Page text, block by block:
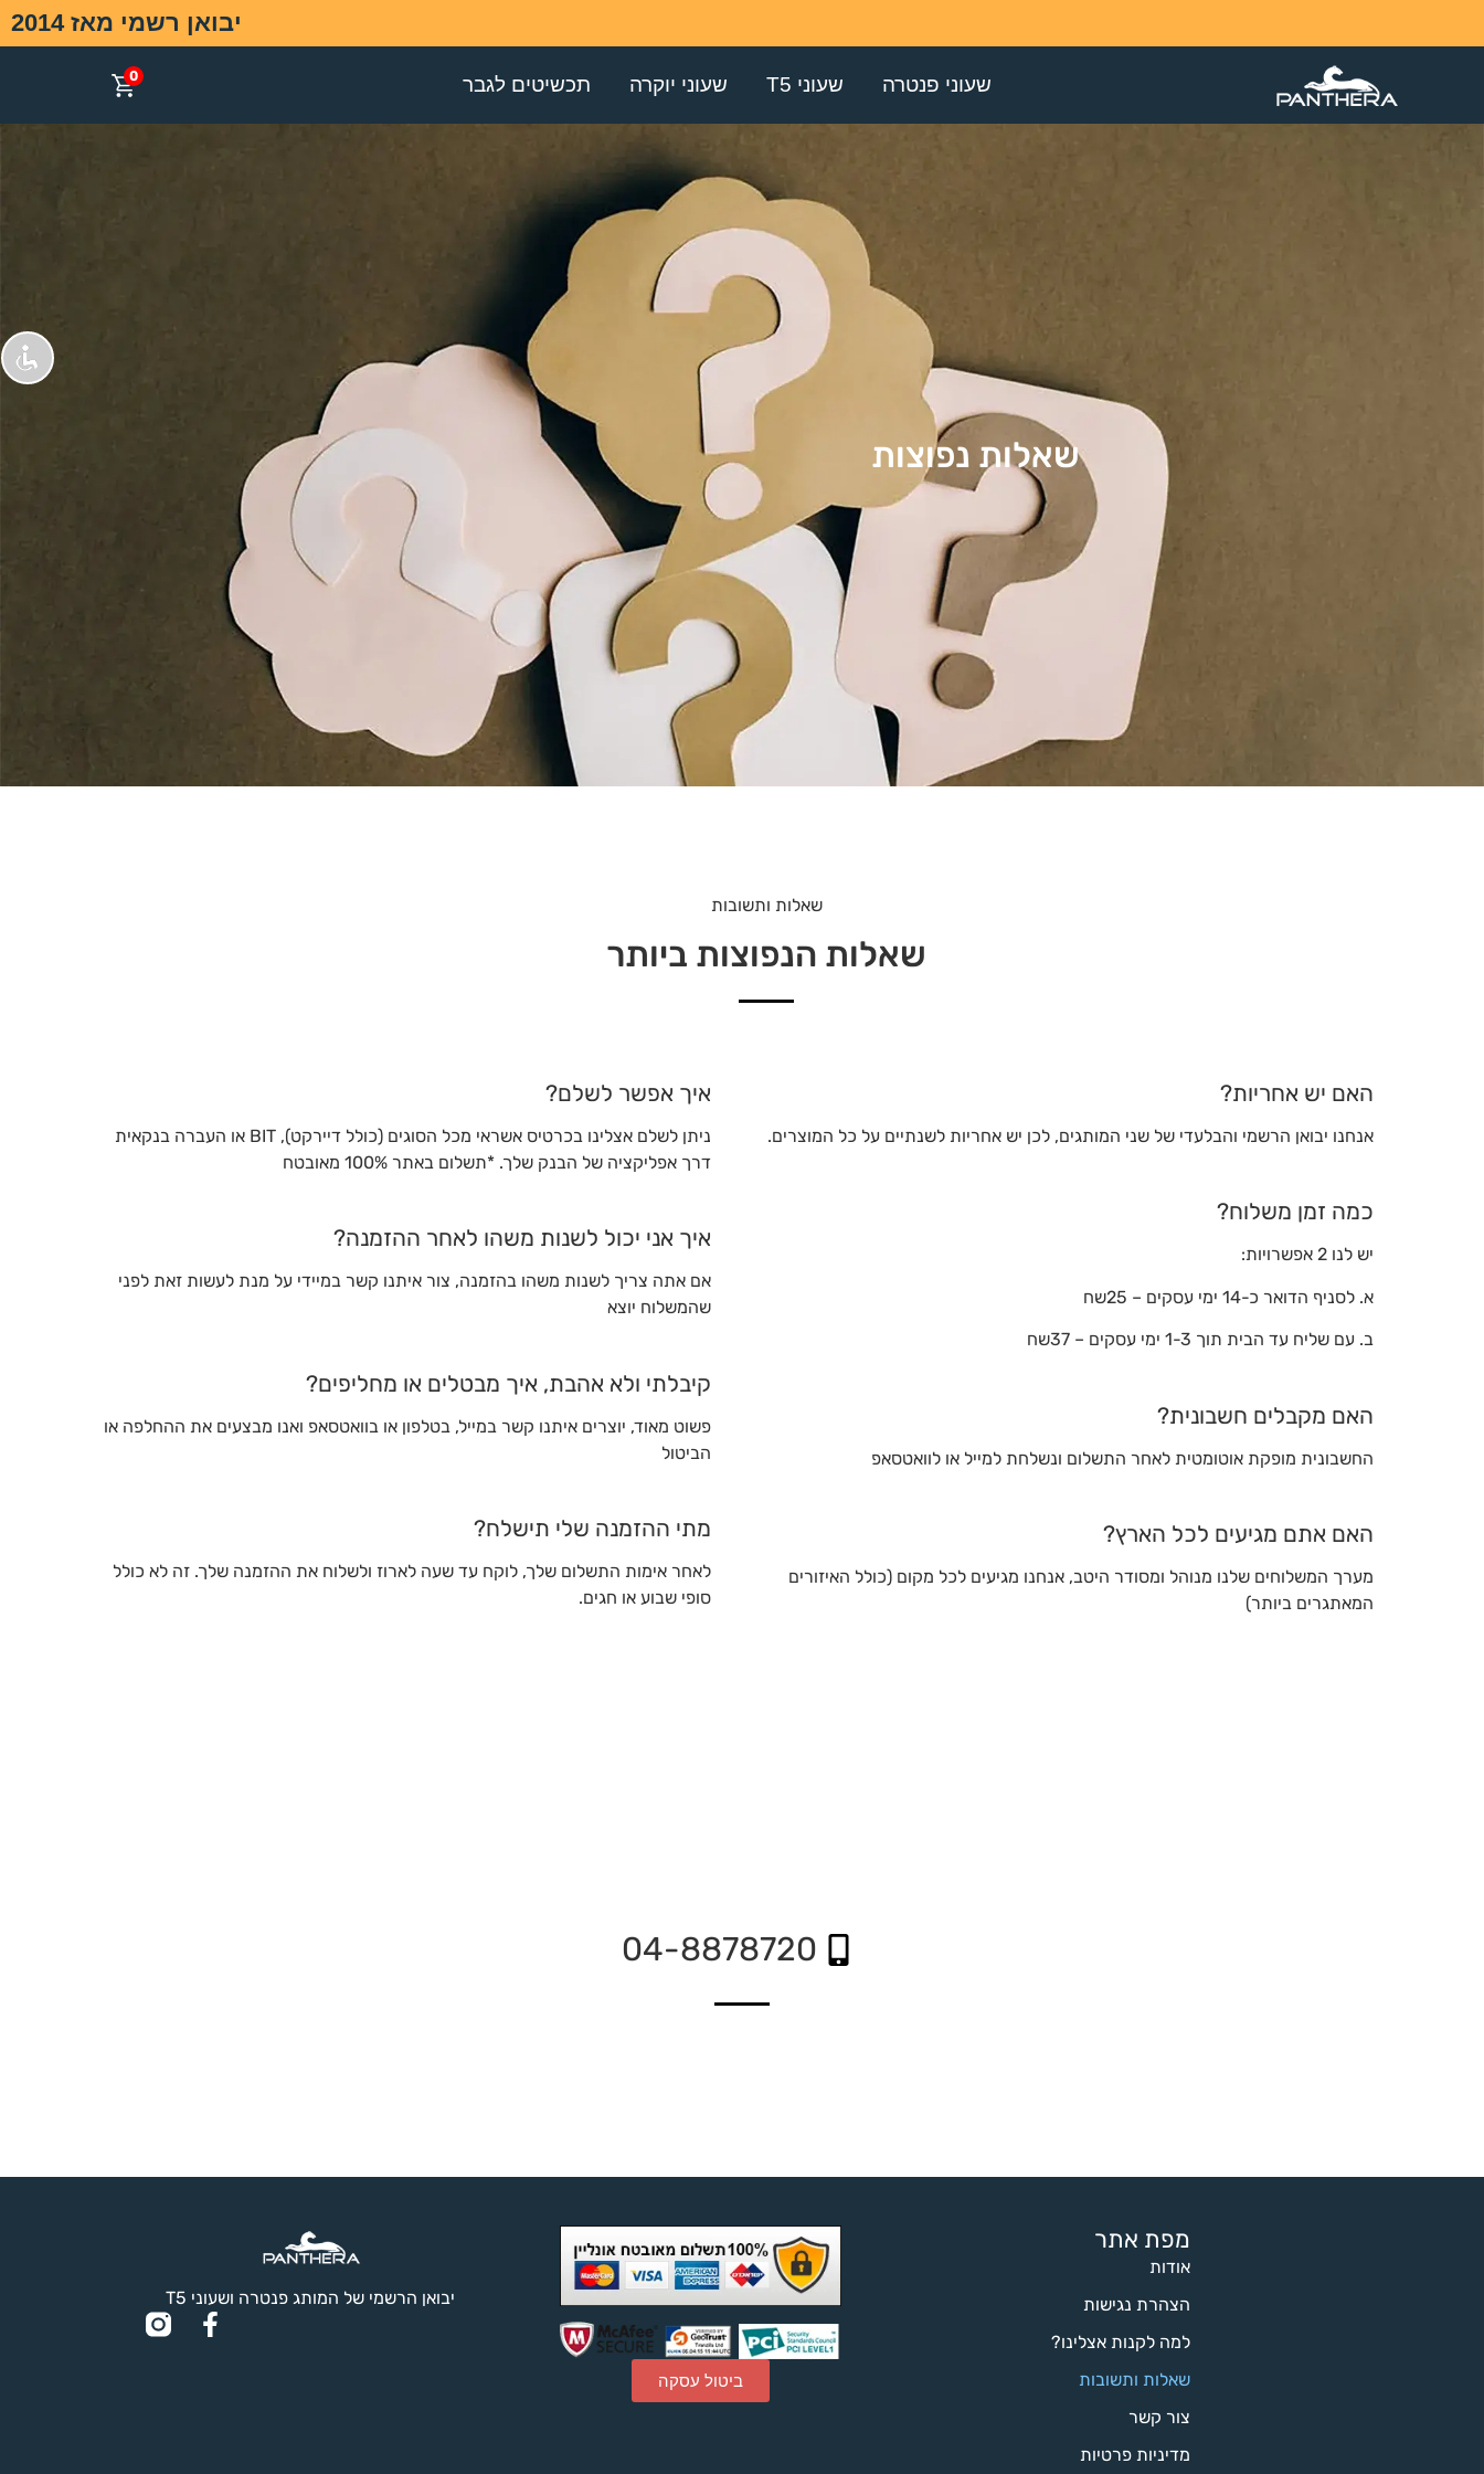
יבואן רשמי מאז 2014
שעוני פנטרה שעוני T5 שעוני יוקרה תכשיטים לגבר 0
שאלות נפוצות
שאלות ותשובות
שאלות הנפוצות ביותר
האם יש אחריות?
אנחנו יבואן הרשמי והבלעדי של שני המותגים, לכן יש אחריות לשנתיים על כל המוצרים.
כמה זמן משלוח?
יש לנו 2 אפשרויות:
א. לסניף הדואר כ-14 ימי עסקים – 25שח
ב. עם שליח עד הבית תוך 1-3 ימי עסקים – 37שח
האם מקבלים חשבונית?
החשבונית מופקת אוטומטית לאחר התשלום ונשלחת למייל או לוואטסאפ
האם אתם מגיעים לכל הארץ?
מערך המשלוחים שלנו מנוהל ומסודר היטב, אנחנו מגיעים לכל מקום (כולל האיזורים
המאתגרים ביותר)
איך אפשר לשלם?
ניתן לשלם אצלינו בכרטיס אשראי מכל הסוגים (כולל דיירקט), BIT או העברה בנקאית
דרך אפליקציה של הבנק שלך. *תשלום באתר 100% מאובטח
איך אני יכול לשנות משהו לאחר ההזמנה?
אם אתה צריך לשנות משהו בהזמנה, צור איתנו קשר במיידי על מנת לעשות זאת לפני
שהמשלוח יוצא
קיבלתי ולא אהבת, איך מבטלים או מחליפים?
פשוט מאוד, יוצרים איתנו קשר במייל, בטלפון או בוואטסאפ ואנו מבצעים את ההחלפה או
הביטול
מתי ההזמנה שלי תישלח?
לאחר אימות התשלום שלך, לוקח עד שעה לארוז ולשלוח את ההזמנה שלך. זה לא כולל
סופי שבוע או חגים.
04-8878720
יבואן הרשמי של המותג פנטרה ושעוני T5
מפת אתר
אודות
הצהרת נגישות
למה לקנות אצלינו?
שאלות ותשובות
צור קשר
מדיניות פרטיות
ביטול עסקה